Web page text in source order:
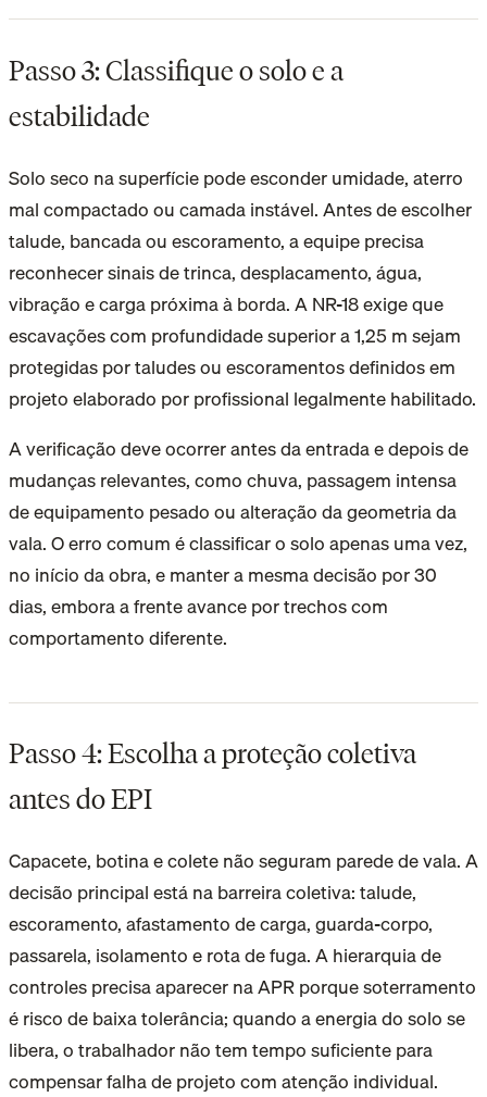
Passo 3: Classifique o solo e a
estabilidade
Solo seco na superfície pode esconder umidade, aterro
mal compactado ou camada instável. Antes de escolher
talude, bancada ou escoramento, a equipe precisa
reconhecer sinais de trinca, desplacamento, água,
vibração e carga próxima à borda. A NR-18 exige que
escavações com profundidade superior a 1,25 m sejam
protegidas por taludes ou escoramentos definidos em
projeto elaborado por profissional legalmente habilitado.
A verificação deve ocorrer antes da entrada e depois de
mudanças relevantes, como chuva, passagem intensa
de equipamento pesado ou alteração da geometria da
vala. O erro comum é classificar o solo apenas uma vez,
no início da obra, e manter a mesma decisão por 30
dias, embora a frente avance por trechos com
comportamento diferente.
Passo 4: Escolha a proteção coletiva
antes do EPI
Capacete, botina e colete não seguram parede de vala. A
decisão principal está na barreira coletiva: talude,
escoramento, afastamento de carga, guarda-corpo,
passarela, isolamento e rota de fuga. A hierarquia de
controles precisa aparecer na APR porque soterramento
é risco de baixa tolerância; quando a energia do solo se
libera, o trabalhador não tem tempo suficiente para
compensar falha de projeto com atenção individual.